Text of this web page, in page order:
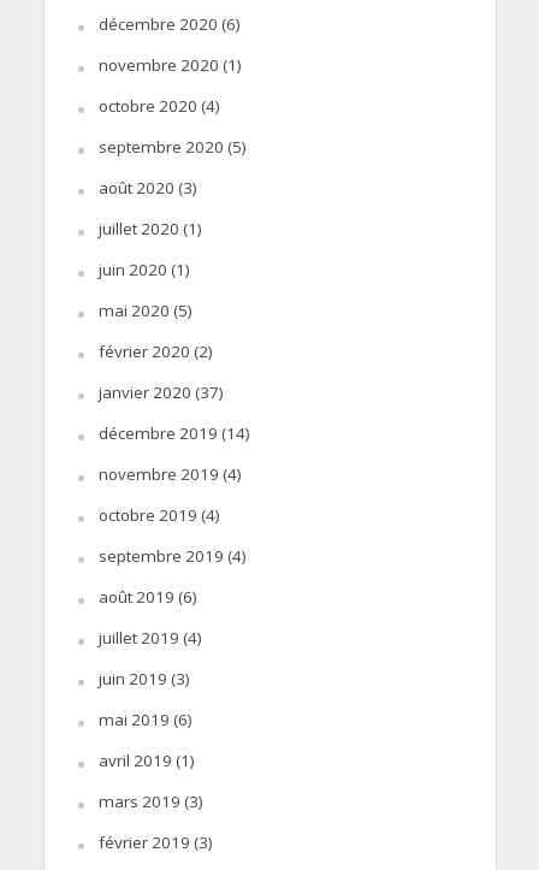
décembre 2020 (6)
novembre 2020 (1)
octobre 2020 (4)
septembre 2020 (5)
août 2020 (3)
juillet 2020 (1)
juin 2020 (1)
mai 2020 (5)
février 2020 (2)
janvier 2020 (37)
décembre 2019 (14)
novembre 2019 (4)
octobre 2019 (4)
septembre 2019 (4)
août 2019 (6)
juillet 2019 (4)
juin 2019 (3)
mai 2019 (6)
avril 2019 (1)
mars 2019 (3)
février 2019 (3)